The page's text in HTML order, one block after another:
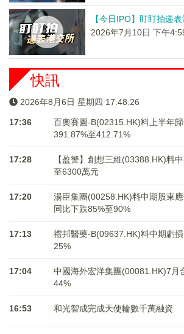
【今日IPO】盯盯拍递
2026年7月10日 下午
快訊
2026年8月6日 星期四 17:48:26
17:36
百奧賽圖-B(02315.HK)料上半年
391.87%至412.71%
17:28
【盈警】創想三維(03388.HK)料
至6300萬元
17:20
湯臣集團(00258.HK)料中期股東
同比下跌85%至90%
17:13
禮邦醫藥-B(09637.HK)料中期虧
25%
17:04
中國海外宏洋集團(00081.HK)7月
44%
16:53 和光智成完成天使輪數千萬融資